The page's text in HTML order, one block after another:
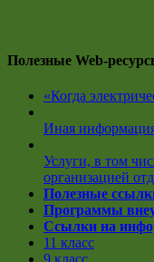
Полезные Web-
«Когда
Иная
Услуги, в том
организацией
Полезные
Программы
Ссылки на
11 класс
9 класс